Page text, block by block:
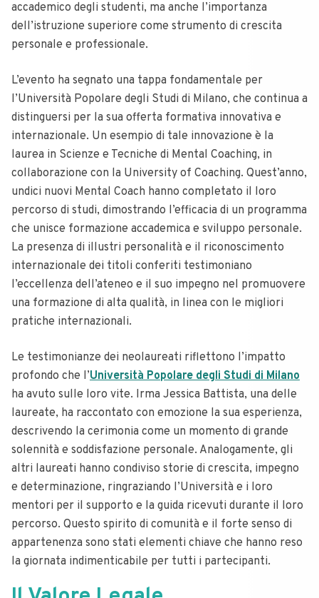
accademico degli studenti, ma anche l’importanza
dell’istruzione superiore come strumento di crescita
personale e professionale.
L’evento ha segnato una tappa fondamentale per
l’Università Popolare degli Studi di Milano, che continua a
distinguersi per la sua offerta formativa innovativa e
internazionale. Un esempio di tale innovazione è la
laurea in Scienze e Tecniche di Mental Coaching, in
collaborazione con la University of Coaching. Quest’anno,
undici nuovi Mental Coach hanno completato il loro
percorso di studi, dimostrando l’efficacia di un programma
che unisce formazione accademica e sviluppo personale.
La presenza di illustri personalità e il riconoscimento
internazionale dei titoli conferiti testimoniano
l’eccellenza dell’ateneo e il suo impegno nel promuovere
una formazione di alta qualità, in linea con le migliori
pratiche internazionali.
Le testimonianze dei neolaureati riflettono l’impatto
profondo che l’Università Popolare degli Studi di Milano
ha avuto sulle loro vite. Irma Jessica Battista, una delle
laureate, ha raccontato con emozione la sua esperienza,
descrivendo la cerimonia come un momento di grande
solennità e soddisfazione personale. Analogamente, gli
altri laureati hanno condiviso storie di crescita, impegno
e determinazione, ringraziando l’Università e i loro
mentori per il supporto e la guida ricevuti durante il loro
percorso. Questo spirito di comunità e il forte senso di
appartenenza sono stati elementi chiave che hanno reso
la giornata indimenticabile per tutti i partecipanti.